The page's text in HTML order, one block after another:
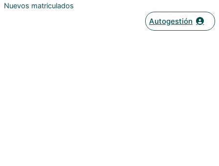
Nuevos matriculados
Autogestión